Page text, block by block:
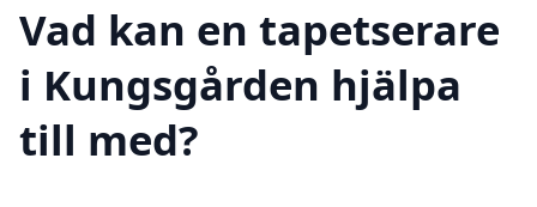
Vad kan en tapetserare
i Kungsgården hjälpa
till med?